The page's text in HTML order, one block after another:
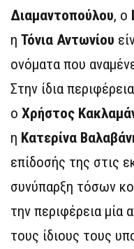
Διαμαντοπούλου, ο
η Τόνια Αντωνίου
ονόματα που
Στην ίδια
ο Χρήστος
η Κατερίνα
επίδοσής της στις
συνύπαρξη τόσων
την περιφέρεια μία
τους ίδιους τους